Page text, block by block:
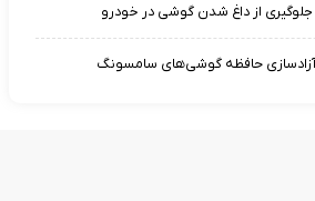
جلوگیری از داغ شدن گوشی در خودرو
آزادسازی حافظه گوشی‌های سامسونگ